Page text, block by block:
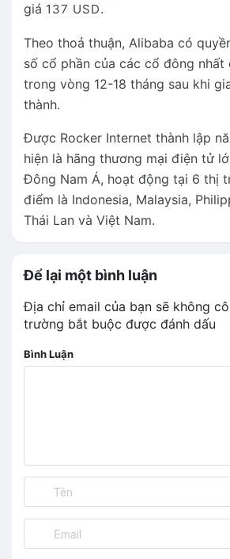
giá 137 USD.
Theo thoả thuận, Alibaba có
số cổ phần của các cổ đông nhất
trong vòng 12-18 tháng sau khi
thành.
Được Rocker Internet thành lập
hiện là hãng thương mại điện tử
Đông Nam Á, hoạt động tại 6 thị
điểm là Indonesia, Malaysia,
Thái Lan và Việt Nam.
Để lại một bình luận
Địa chỉ email của bạn sẽ không
trường bắt buộc được đánh dấu
Bình Luận